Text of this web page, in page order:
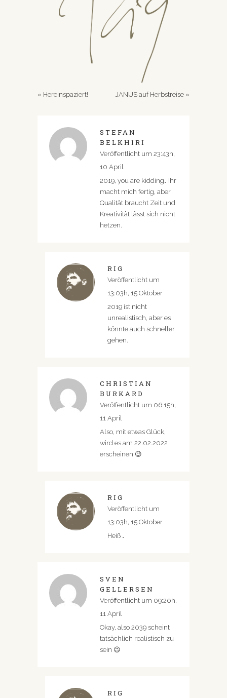
« Hereinspaziert! JANUS auf Herbstreise »
STEFAN
BELKHIRI
Veröffentlicht um 23:43h,
10 April
2019, you are kidding… Ihr
macht mich fertig, aber
Qualität braucht Zeit und
Kreativität lässt sich nicht
hetzen.
RIG
Veröffentlicht um
13:03h, 15 Oktober
2019 ist nicht
unrealistisch, aber es
könnte auch schneller
gehen.
CHRISTIAN
BURKARD
Veröffentlicht um 06:15h,
11 April
Also, mit etwas Glück,
wird es am 22.02.2022
erscheinen 😉
RIG
Veröffentlicht um
13:03h, 15 Oktober
Heiß …
SVEN
GELLERSEN
Veröffentlicht um 09:20h,
11 April
Okay, also 2039 scheint
tatsächlich realistisch zu
sein 😉
RIG